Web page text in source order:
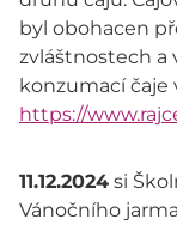
byl obohacen
zvláštnostech a
konzumací čaje
https://
11.12.2024 si
Vánočního